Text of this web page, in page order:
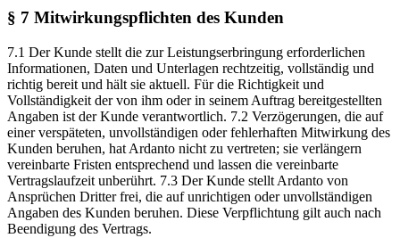
§ 7 Mitwirkungspflichten des Kunden
7.1 Der Kunde stellt die zur Leistungserbringung erforderlichen
Informationen, Daten und Unterlagen rechtzeitig, vollständig und
richtig bereit und hält sie aktuell. Für die Richtigkeit und
Vollständigkeit der von ihm oder in seinem Auftrag bereitgestellten
Angaben ist der Kunde verantwortlich. 7.2 Verzögerungen, die auf
einer verspäteten, unvollständigen oder fehlerhaften Mitwirkung des
Kunden beruhen, hat Ardanto nicht zu vertreten; sie verlängern
vereinbarte Fristen entsprechend und lassen die vereinbarte
Vertragslaufzeit unberührt. 7.3 Der Kunde stellt Ardanto von
Ansprüchen Dritter frei, die auf unrichtigen oder unvollständigen
Angaben des Kunden beruhen. Diese Verpflichtung gilt auch nach
Beendigung des Vertrags.